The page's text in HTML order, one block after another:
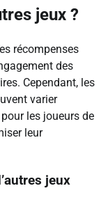
jeux ?
récompenses
des
Cependant, les
varier
les joueurs de
leur
jeux